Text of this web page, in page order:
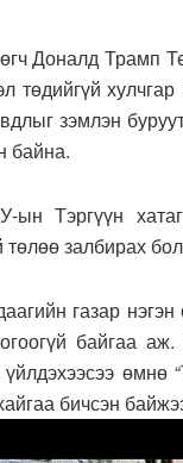
Доналд Трамп
төдийгүй
зэмлэн
байна.
Тэргүүн
төлөө залбирах
газар
байгаа
өмнө
бичсэн